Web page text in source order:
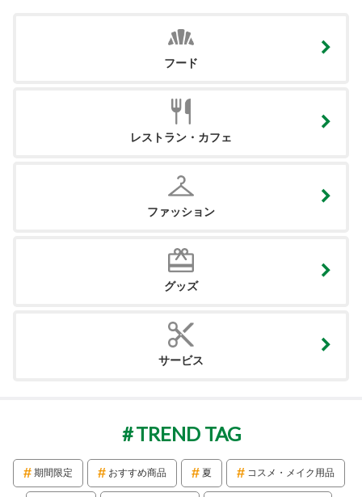
フード
レストラン・カフェ
ファッション
グッズ
サービス
TREND TAG
期間限定 おすすめ商品 夏 コスメ・メイク用品